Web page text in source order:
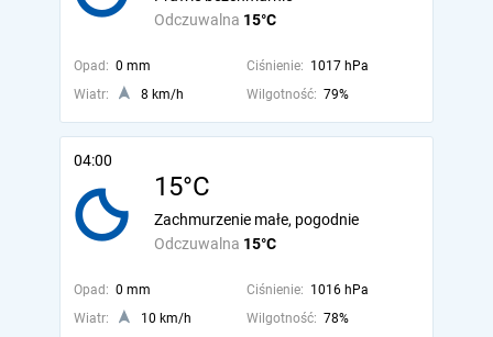
Odczuwalna 15°C
Opad: 0 mm Ciśnienie: 1017 hPa
Wiatr:
8 km/h Wilgotność: 79%
04:00
15°C
Odczuwalna 15°C
Zachmurzenie małe, pogodnie
Opad: 0 mm Ciśnienie: 1016 hPa
Wiatr:
10 km/h Wilgotność: 78%